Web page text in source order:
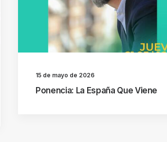
15 de mayo de 2026
Ponencia: La España Que Viene